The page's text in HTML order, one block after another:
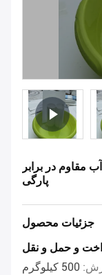
مقاوم در برابر
پارگی
جزئیات محصول
و حمل و نقل
500 کیلوگرم